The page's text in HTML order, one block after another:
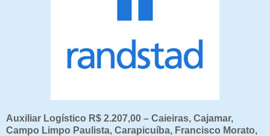
Auxiliar Logístico R$ 2.207,00 – Caieiras, Cajamar,
Campo Limpo Paulista, Carapicuíba, Francisco Morato,